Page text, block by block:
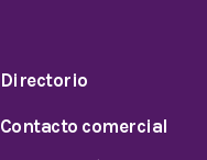
Directorio
Contacto comercial